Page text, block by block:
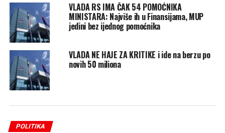
VLADA RS IMA ČAK 54 POMOĆNIKA
MINISTARA: Najviše ih u Finansijama, MUP
jedini bez ijednog pomoćnika
VLADA NE HAJE ZA KRITIKE i ide na berzu po
novih 50 miliona
POLITIKA